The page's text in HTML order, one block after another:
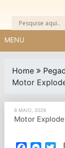
MENU
Home
Motor
8 MAIO, 2026
Motor